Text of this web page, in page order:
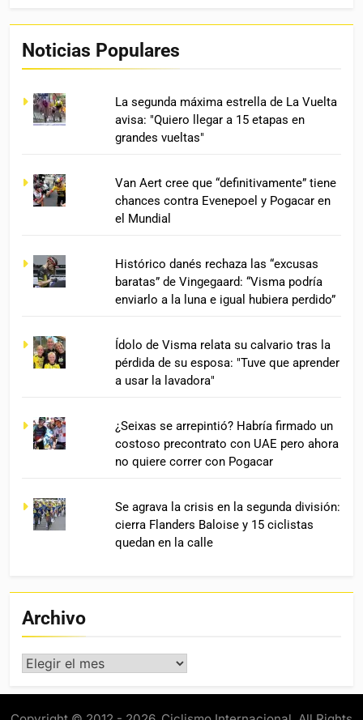
Noticias Populares
La segunda máxima estrella de La Vuelta
avisa: "Quiero llegar a 15 etapas en
grandes vueltas"
Van Aert cree que “definitivamente” tiene
chances contra Evenepoel y Pogacar en
el Mundial
Histórico danés rechaza las “excusas
baratas” de Vingegaard: “Visma podría
enviarlo a la luna e igual hubiera perdido”
Ídolo de Visma relata su calvario tras la
pérdida de su esposa: "Tuve que aprender
a usar la lavadora"
¿Seixas se arrepintió? Habría firmado un
costoso precontrato con UAE pero ahora
no quiere correr con Pogacar
Se agrava la crisis en la segunda división:
cierra Flanders Baloise y 15 ciclistas
quedan en la calle
Archivo
Archivo